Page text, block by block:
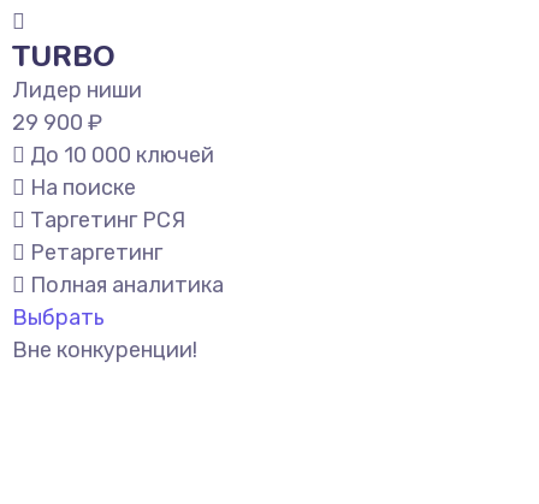
TURBO
Лидер ниши
29 900 ₽
До 10 000 ключей
На поиске
Таргетинг РСЯ
Ретаргетинг
Полная аналитика
Выбрать
Вне конкуренции!